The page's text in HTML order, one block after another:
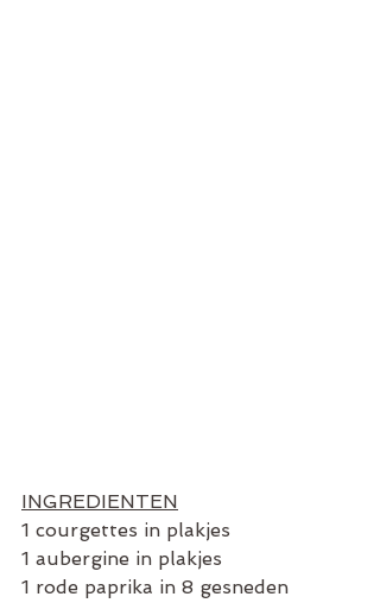
INGREDIENTEN
1 courgettes in plakjes
1 aubergine in plakjes
1 rode paprika in 8 gesneden